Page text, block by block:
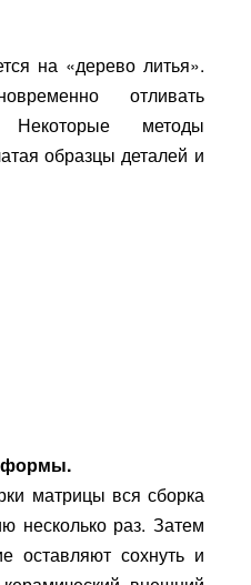
на «дерево литья».
отливать
Некоторые методы
образцы деталей и
формы.
матрицы вся сборка
несколько раз. Затем
оставляют сохнуть и